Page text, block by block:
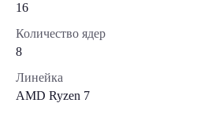
16
Количество ядер
8
Линейка
AMD Ryzen 7